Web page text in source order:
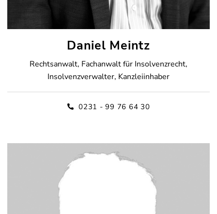
Daniel Meintz
Rechtsanwalt, Fachanwalt für Insolvenzrecht,
Insolvenzverwalter, Kanzleiinhaber
0231 - 99 76 64 30